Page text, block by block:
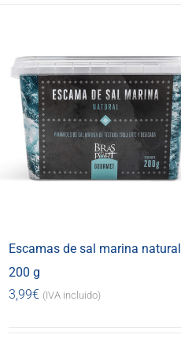
Escamas de sal marina natural
200 g
3,99€ (IVA incluido)